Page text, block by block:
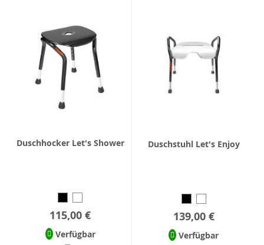
Duschhocker Let's Shower
115,00 €
Verfügbar
Duschstuhl Let's Enjoy
139,00 €
Verfügbar